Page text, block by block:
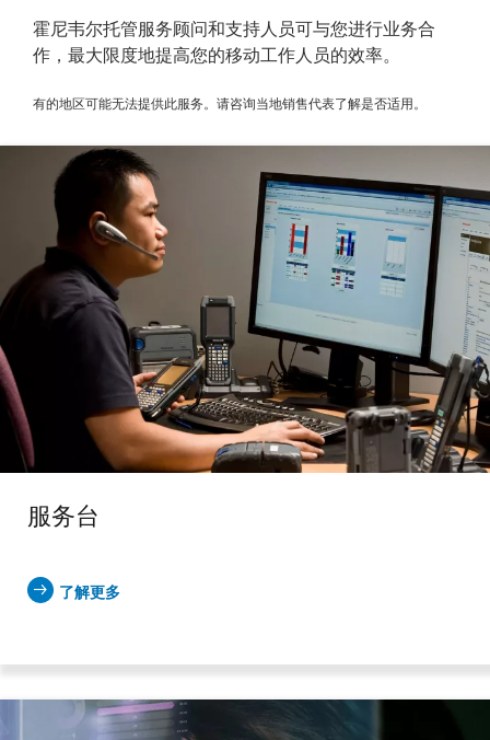
霍尼韦尔托管服务顾问和支持人员可与您进行业务合
作，最大限度地提高您的移动工作人员的效率。
有的地区可能无法提供此服务。请咨询当地销售代表了解是否适用。
服务台
了解更多